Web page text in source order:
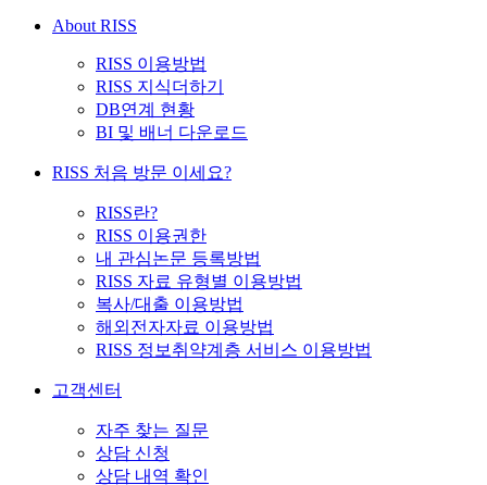
About RISS
RISS 이용방법
RISS 지식더하기
DB연계 현황
BI 및 배너 다운로드
RISS 처음 방문 이세요?
RISS란?
RISS 이용권한
내 관심논문 등록방법
RISS 자료 유형별 이용방법
복사/대출 이용방법
해외전자자료 이용방법
RISS 정보취약계층 서비스 이용방법
고객센터
자주 찾는 질문
상담 신청
상담 내역 확인